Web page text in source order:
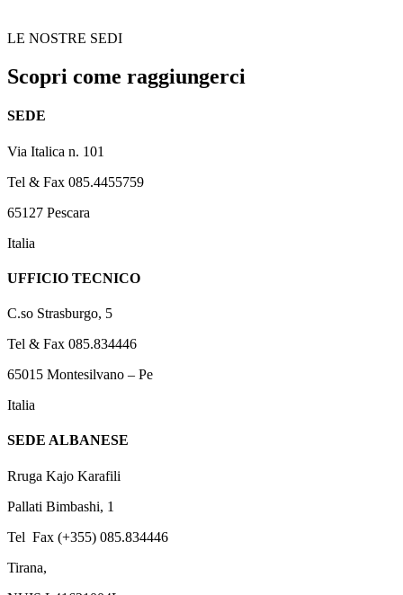
LE NOSTRE SEDI
Scopri come raggiungerci
SEDE
Via Italica n. 101
Tel & Fax 085.4455759
65127 Pescara
Italia
UFFICIO TECNICO
C.so Strasburgo, 5
Tel & Fax 085.834446
65015 Montesilvano – Pe
Italia
SEDE ALBANESE
Rruga Kajo Karafili
Pallati Bimbashi, 1
Tel Fax (+355) 085.834446
Tirana,